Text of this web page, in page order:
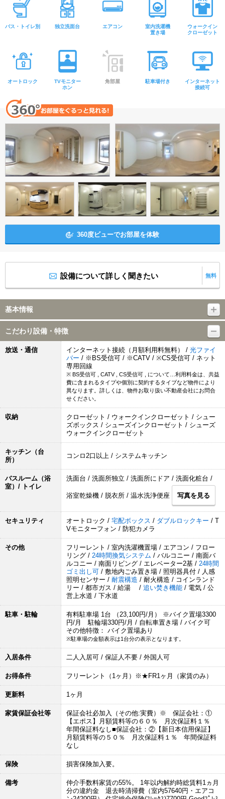
バス・トイレ別 独立洗面台 エアコン
室内洗濯機
置き場
ウォークイン
クローゼット
オートロック
TVモニター
ホン
角部屋 駐車場付き
インターネット
接続可
360度ビューでお部屋を体験
設備について詳しく聞きたい 無料
基本情報
こだわり設備・特徴
放送・通信 インターネット接続（月額利用料無料） / 光ファイ
バー / ※BS受信可 / ※CATV / ※CS受信可 / ネット
専用回線
※ BS受信可 , CATV , CS受信可 , について…利用料金は、共益
費に含まれるタイプや個別に契約するタイプなど物件により
異なります。詳しくは、物件お取り扱い不動産会社にお問合
せください。
収納
クローゼット / ウォークインクローゼット / シュー
ズボックス / シューズインクローゼット / シューズ
ウォークインクローゼット
キッチン（台
所）
コンロ2口以上 / システムキッチン
バスルーム（浴
室）/ トイレ
洗面台 / 洗面所独立 / 洗面所にドア / 洗面化粧台 /
浴室乾燥機 / 脱衣所 / 温水洗浄便座 写真を見る
セキュリティ オートロック / 宅配ボックス / ダブルロックキー / T
Vモニターフォン / 防犯カメラ
その他
フリーレント / 室内洗濯機置場 / エアコン / フロー
リング / 24時間換気システム / バルコニー / 南面バ
ルコニー / 南面リビング / エレベーター2基 / 24時間
ゴミ出し可 / 敷地内ごみ置き場 / 照明器具付 / 人感
照明センサー / 耐震構造 / 耐火構造 / コインランド
リー / 都市ガス / 給湯 / 追い焚き機能 / 電気 / 公
営上水道 / 下水道
駐車・駐輪
有料駐車場 1台 （23,100円/月） ※バイク置場3300
円/月 駐輪場330円/月 / 自転車置き場 / バイク可
その他特徴： バイク置場あり
※駐車場の金額表示は1台分の表示となります。
入居条件 二人入居可 / 保証人不要 / 外国人可
お得条件 フリーレント（1ヶ月）※★FR1ヶ月（家賃のみ）
更新料 1ヶ月
家賃保証会社等
保証会社必加入（その他:実費）※ 保証会社：①
【エポス】月額賃料等の６０％ 月次保証料１％
年間保証料なし■保証会社：②【新日本信用保証】
月額賃料等の５０％ 月次保証料１％ 年間保証料
なし
保険 損害保険加入要。
備考
仲介手数料家賃の55%。 1年以内解約時総賃料1ヵ月
分の違約金 退去時清掃費（室内57640円・エアコ